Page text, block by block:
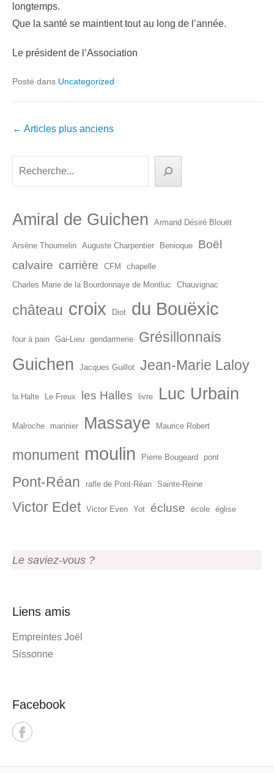
longtemps.
Que la santé se maintient tout au long de l’année.
Le président de l’Association
Posté dans Uncategorized
Navigation
← Articles plus anciens
Amiral de Guichen Armand Désiré Blouët
Arsène Thoumelin Auguste Charpentier Benioque
Boël
calvaire carrière CFM
chapelle
Charles Marie de la Bourdonnaye de Montluc
Chauvignac
château croix Diot du Bouëxic
four à pain Gai-Lieu gendarmerie Grésillonnais
Guichen Jacques Guillot Jean-Marie Laloy
la Halte Le Freux les Halles livre Luc Urbain
Malroche marinier Massaye Maurice Robert
monument moulin Pierre Bougeard pont
Pont-Réan rafle de Pont-Réan Sainte-Reine
Victor Edet Victor Even Yot écluse école église
Le saviez-vous ?
Liens amis
Empreintes Joël
Sissonne
Facebook